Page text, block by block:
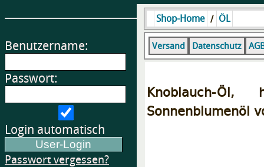
Benutzername:
Passwort:
Login automatisch
Passwort vergessen?
Shop-Home / ÖL
Versand Datenschutz
Knoblauch-
Sonnenblumenöl